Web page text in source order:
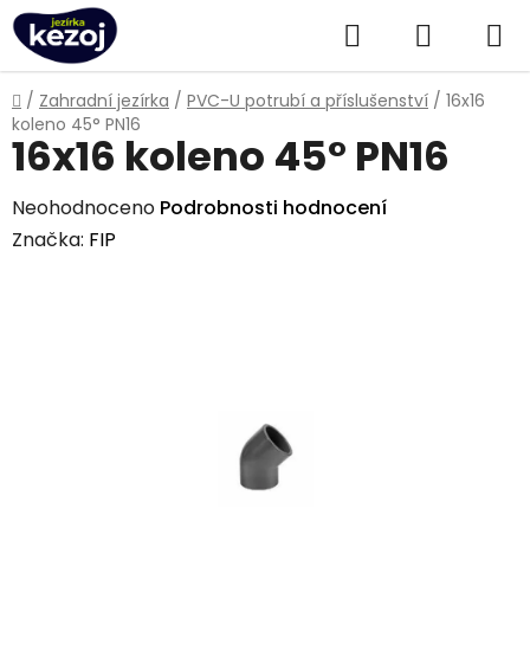
Přejít
na
obsah
Hledat
KOŠÍK
Domů
/ Zahradní jezírka / PVC-U potrubí a příslušenství / 16x16
koleno 45° PN16
16x16 koleno 45° PN16
Průměrné
hodnocení
Neohodnoceno Podrobnosti hodnocení
Značka: FIP